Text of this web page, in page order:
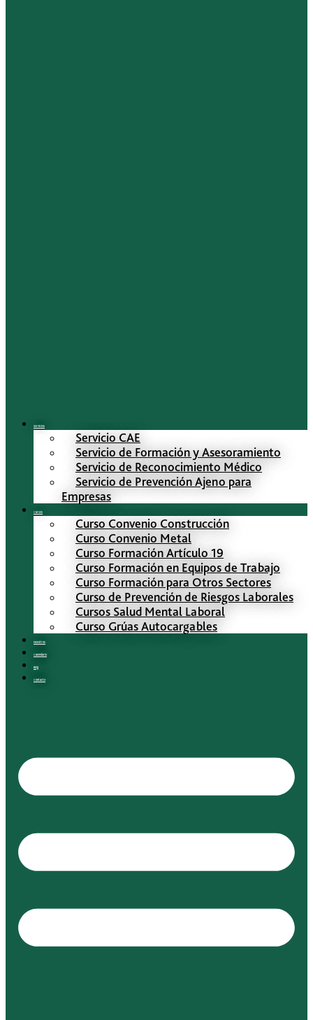
Servicios
Servicio CAE
Servicio de Formación y Asesoramiento
Servicio de Reconocimiento Médico
Servicio de Prevención Ajeno para
Empresas
Cursos
Curso Convenio Construcción
Curso Convenio Metal
Curso Formación Artículo 19
Curso Formación en Equipos de Trabajo
Curso Formación para Otros Sectores
Curso de Prevención de Riesgos Laborales
Cursos Salud Mental Laboral
Curso Grúas Autocargables
Nosotros
Calendario
Blog
Contacto